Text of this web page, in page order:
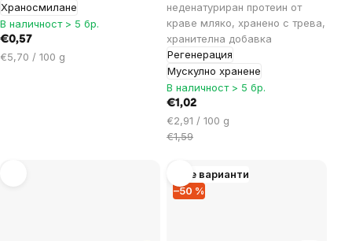
Храносмилане
В наличност > 5 бр.
€0,57
Цена
€5,70 / 100 g
неденатуриран протеин от
краве мляко, хранено с трева,
хранителна добавка
Регенерация
Мускулно хранене
В наличност > 5 бр.
€1,02
Цена
за
€2,91 / 100 g
€1,59
–50 %
Още варианти